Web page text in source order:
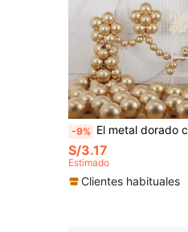
-9% El metal dorado champán se utiliza para decorar el conjunto de arco de globos para eventos, que incluye globos de 18/12/10/5 pulgadas, con un total de 8/64/125/166 piezas, adecuado
S/3.17
Estimado
Clientes habituales